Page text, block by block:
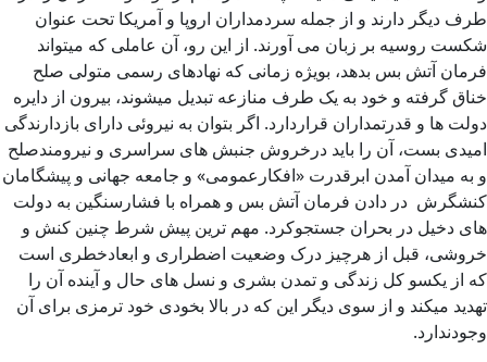
طرف دیگر دارند و از جمله سردمداران اروپا و آمریکا تحت عنوان
شکست روسیه بر زبان می آورند. از این رو، آن عاملی که میتواند
فرمان آتش بس بدهد، بویژه زمانی که نهادهای رسمی متولی صلح
خناق گرفته و خود به یک طرف منازعه تبدیل میشوند، بیرون از دایره
دولت ها و قدرتمداران قراردارد. اگر بتوان به نیروئی دارای بازدارندگی
امیدی بست، آن را باید درخروش جنبش های سراسری و نیرومندصلح
و به میدان آمدن ابرقدرت «افکارعمومی» و جامعه جهانی و پیشگامان
کنشگرش در دادن فرمان آتش بس و همراه با فشارسنگین به دولت
های دخیل در بحران جستجوکرد. مهم ترین پیش شرط چنین کنش و
خروشی، قبل از هرچیز درک وضعیت اضطراری و ابعادخطری است
که از یکسو کل زندگی و تمدن بشری و نسل های حال و آینده آن را
تهدید میکند و از سوی دیگر این که در بالا بخودی خود ترمزی برای آن
وجودندارد.